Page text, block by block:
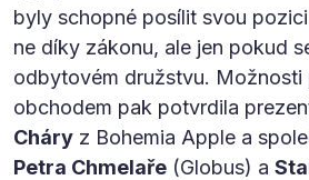
byly schopné posílit svou
ne díky zákonu, ale jen pokud
odbytovém družstvu. Možnosti
obchodem pak potvrdila
Cháry z Bohemia Apple a
Petra Chmelaře (Globus) a